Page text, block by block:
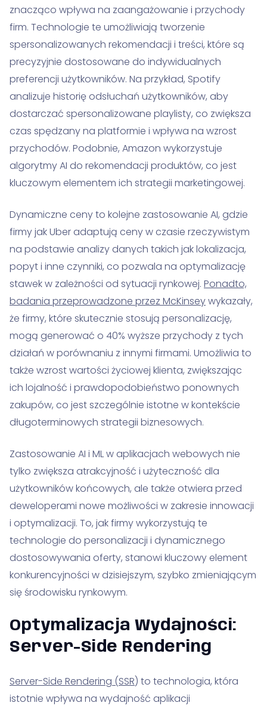
znacząco wpływa na zaangażowanie i przychody
firm. Technologie te umożliwiają tworzenie
spersonalizowanych rekomendacji i treści, które są
precyzyjnie dostosowane do indywidualnych
preferencji użytkowników. Na przykład, Spotify
analizuje historię odsłuchań użytkowników, aby
dostarczać spersonalizowane playlisty, co zwiększa
czas spędzany na platformie i wpływa na wzrost
przychodów. Podobnie, Amazon wykorzystuje
algorytmy AI do rekomendacji produktów, co jest
kluczowym elementem ich strategii marketingowej.
Dynamiczne ceny to kolejne zastosowanie AI, gdzie
firmy jak Uber adaptują ceny w czasie rzeczywistym
na podstawie analizy danych takich jak lokalizacja,
popyt i inne czynniki, co pozwala na optymalizację
stawek w zależności od sytuacji rynkowej. Ponadto,
badania przeprowadzone przez McKinseywykazały,
że firmy, które skutecznie stosują personalizację,
mogą generować o 40% wyższe przychody z tych
działań w porównaniu z innymi firmami. Umożliwia to
także wzrost wartości życiowej klienta, zwiększając
ich lojalność i prawdopodobieństwo ponownych
zakupów, co jest szczególnie istotne w kontekście
długoterminowych strategii biznesowych.
Zastosowanie AI i ML w aplikacjach webowych nie
tylko zwiększa atrakcyjność i użyteczność dla
użytkowników końcowych, ale także otwiera przed
deweloperami nowe możliwości w zakresie innowacji
i optymalizacji. To, jak firmy wykorzystują te
technologie do personalizacji i dynamicznego
dostosowywania oferty, stanowi kluczowy element
konkurencyjności w dzisiejszym, szybko zmieniającym
się środowisku rynkowym.
Optymalizacja Wydajności:
Server-Side Rendering
Server-Side Rendering (SSR) to technologia, która
istotnie wpływa na wydajność aplikacji